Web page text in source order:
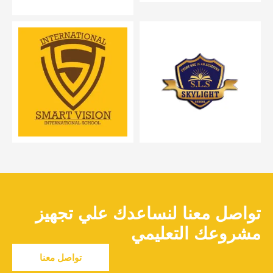
تواصل معنا لنساعدك علي تجهيز
مشروعك التعليمي
تواصل معنا